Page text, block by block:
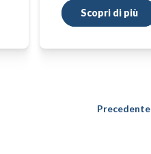
Scopri di più
Precedente